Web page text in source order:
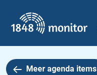
Hoofdmenu
Meer agenda items